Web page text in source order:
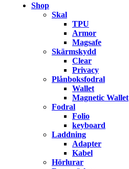
Shop
Skal
TPU
Armor
Magsafe
Skärmskydd
Clear
Privacy
Plånboksfodral
Wallet
Magnetic Wallet
Fodral
Folio
keyboard
Laddning
Adapter
Kabel
Hörlurar